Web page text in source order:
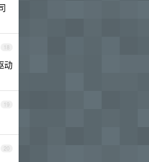
18
动
19
20